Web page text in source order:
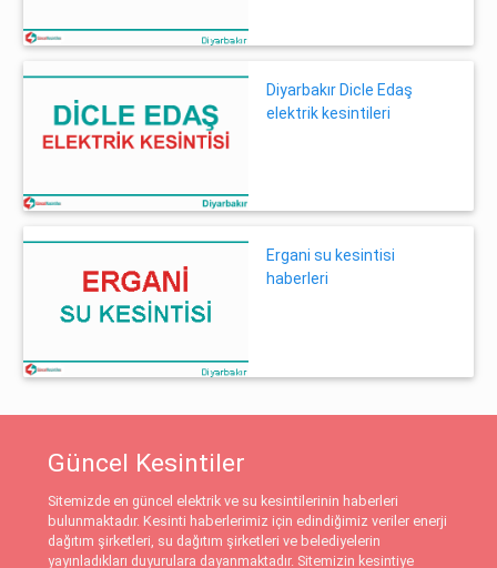
Diyarbakır Dicle Edaş
elektrik kesintileri
Ergani su kesintisi
haberleri
Güncel Kesintiler
Sitemizde en güncel elektrik ve su kesintilerinin haberleri
bulunmaktadır. Kesinti haberlerimiz için edindiğimiz veriler enerji
dağıtım şirketleri, su dağıtım şirketleri ve belediyelerin
yayınladıkları duyurulara dayanmaktadır. Sitemizin kesintiye